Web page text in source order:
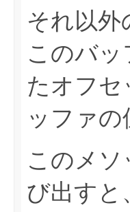
それ以
このバ
たオフセ
ッファの
このメソ
び出すと